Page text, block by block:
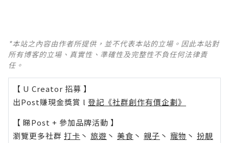
*本站之內容由作者所提供，並不代表本站的立場。因此本站對
所有博客的立場、真實性、準確性及完整性不負任何法律責
任。
【 U Creator 招募 】
出Post賺現金獎賞 l 登記《社群創作有價企劃》
【 睇Post + 參加品牌活動 】
瀏覽更多社群 打卡 丶 旅遊 丶 美食 丶 親子 丶 寵物 丶 扮靚